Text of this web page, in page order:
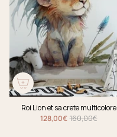
Roi Lion et sa crete multicolore
128,00€ 160,00€